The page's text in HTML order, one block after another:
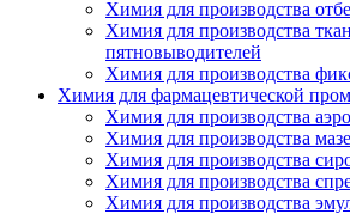
Химия для производства
Химия для производства
пятновыводителей
Химия для производства
Химия для фармацевтической
Химия для производства
Химия для производства
Химия для производства
Химия для производства
Химия для производства